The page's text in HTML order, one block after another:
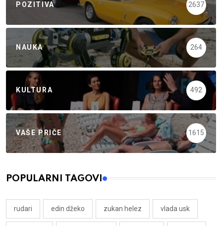
POZITIVA 2637
NAUKA 264
KULTURA 492
VAŠE PRIČE 1615
POPULARNI TAGOVI
rudari edin džeko zukan helez vlada usk